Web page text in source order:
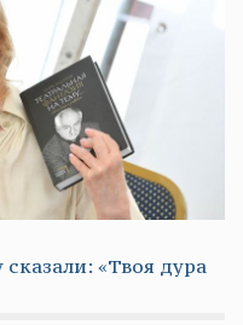
«Твоя дура